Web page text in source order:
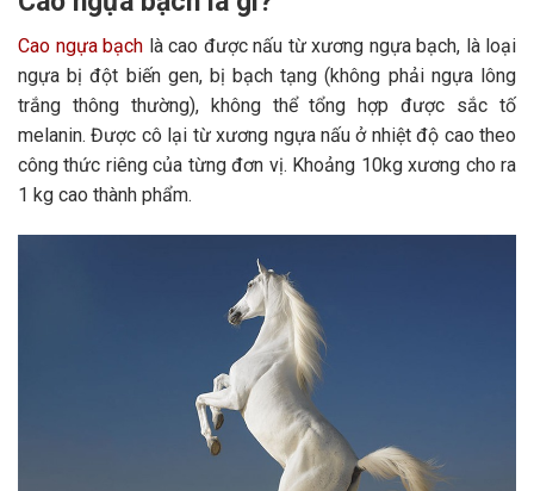
Cao ngựa bạch là cao được nấu từ xương ngựa bạch, là loại
ngựa bị đột biến gen, bị bạch tạng (không phải ngựa lông
trắng thông thường), không thể tổng hợp được sắc tố
melanin. Được cô lại từ xương ngựa nấu ở nhiệt độ cao theo
công thức riêng của từng đơn vị. Khoảng 10kg xương cho ra
1 kg cao thành phẩm.